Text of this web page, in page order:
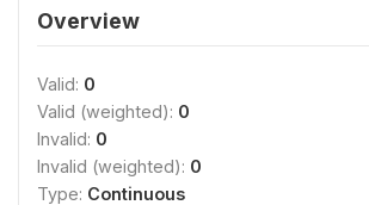
Overview
Valid: 0
Valid (weighted): 0
Invalid: 0
Invalid (weighted): 0
Type: Continuous